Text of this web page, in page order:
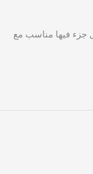
جزء فيها مناسب مع